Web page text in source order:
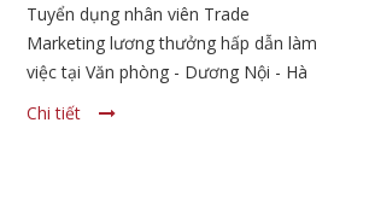
Tuyển dụng nhân viên Trade
Marketing lương thưởng hấp dẫn làm
việc tại Văn phòng - Dương Nội - Hà
Đông
Chi tiết